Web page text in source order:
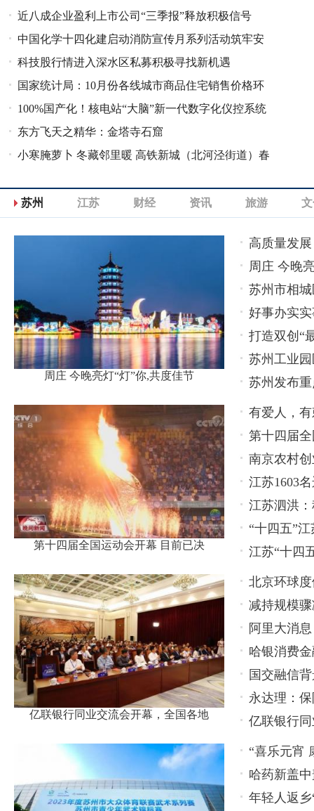
举办
近八成企业盈利上市公司“三季报”释放积极信号
中国化学十四化建启动消防宣传月系列活动筑牢安
全防线
科技股行情进入深水区私募积极寻找新机遇
国家统计局：10月份各线城市商品住宅销售价格环
比和同比均下降
100%国产化！核电站“大脑”新一代数字化仪控系统
发布
东方飞天之精华：金塔寺石窟
小寒腌萝卜 冬藏邻里暖 高铁新城（北河泾街道）春
苏州 江苏 财经 资讯 旅游
周庄 今晚亮灯“灯”你,共度佳节
高质量发
周庄 今晚
苏州市相
好事办实
打造双创“
苏州工业
苏州发布
第十四届全国运动会开幕 目前已决
有爱人，
第十四届
南京农村
江苏1603
江苏泗洪
“十四五”
江苏“十四
亿联银行同业交流会开幕，全国各地
北京环球
更多惊喜
减持规模
持，还有
阿里大消
哈银消费
国交融信
永达理：
亿联银行
名代表
“喜乐元宵
哈药新盖
方
年轻人返